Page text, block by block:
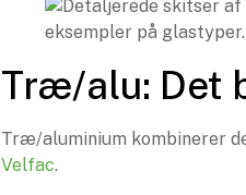
Træ/alu: Det
Træ/aluminium kombinerer
Velfac.